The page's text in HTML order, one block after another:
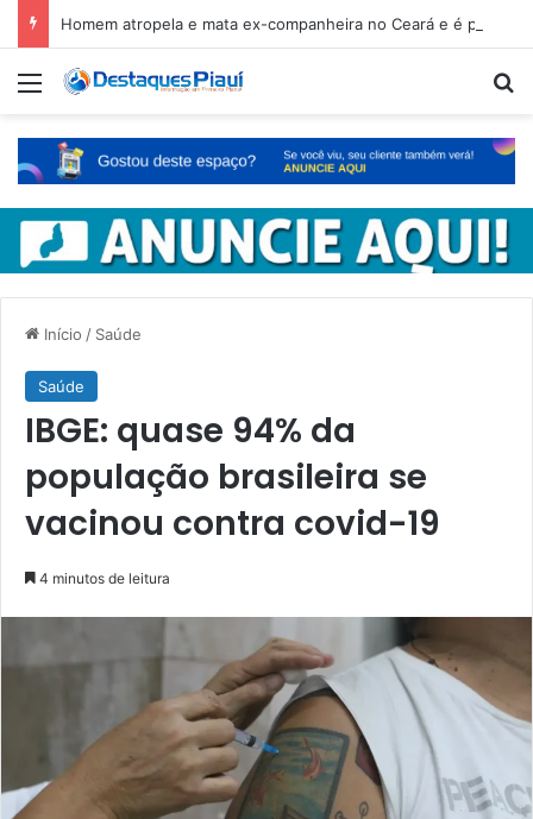
Menu
Início / Saúde
Saúde
IBGE: quase 94% da
população brasileira se
vacinou contra covid-19
4 minutos de leitura